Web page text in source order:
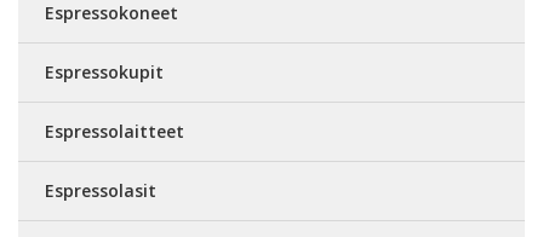
Espressokoneet
Espressokupit
Espressolaitteet
Espressolasit